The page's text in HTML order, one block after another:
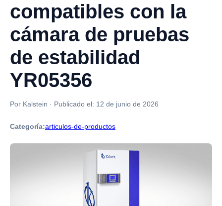
compatibles con la
cámara de pruebas
de estabilidad
YR05356
Por Kalstein · Publicado el: 12 de junio de 2026
Categoría:articulos-de-productos